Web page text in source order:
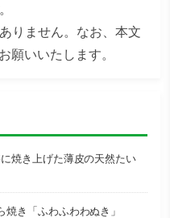
りません。なお、本文
願いいたします。
焼き上げた薄皮の天然たい
き「ふわふわわぬき」